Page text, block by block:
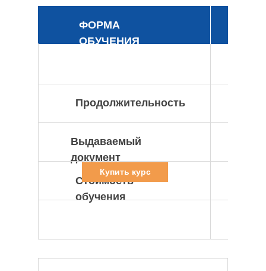
ФОРМА
ОБУЧЕНИЯ
Продолжительность
Выдаваемый
документ
Стоимость
обучения
Купить курс